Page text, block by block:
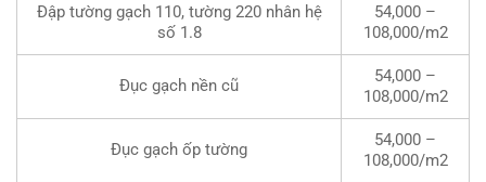
Đập tường gạch 110, tường 220 nhân hệ
số 1.8
54,000 –
108,000/m2
Đục gạch nền cũ
54,000 –
108,000/m2
Đục gạch ốp tường
54,000 –
108,000/m2